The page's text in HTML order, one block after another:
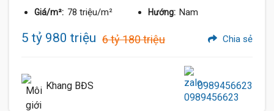
Giá/m²: 78 triệu/m² Hướng: Nam
5 tỷ 980 triệu 6 tỷ 180 triệu Chia sẻ
Khang BĐS 0989456623